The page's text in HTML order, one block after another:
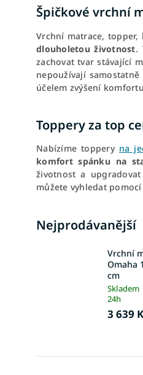
Špičkové vrchní
Vrchní matrace,
dlouholetou životnost.
zachovat tvar stávající
nepoužívají
účelem zvýšení
Toppery za top
Nabízíme toppery na
komfort spánku na
životnost a
můžete vyhledat
Nejprodávanější
Vrchní
Omaha
cm
Skladem
24h
3 639